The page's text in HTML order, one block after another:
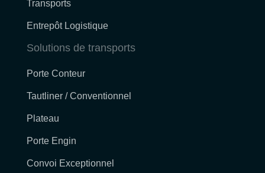
Transports
Entrepôt Logistique
Solutions de transports
Porte Conteur
Tautliner / Conventionnel
Plateau
Porte Engin
Convoi Exceptionnel